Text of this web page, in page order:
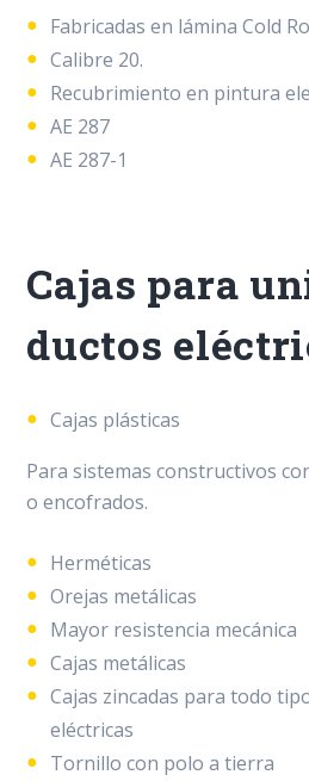
Fabricadas en lámina Cold
Calibre 20.
Recubrimiento en pintura
AE 287
AE 287-1
Cajas para
ductos
Cajas plásticas
Para sistemas constructivos
o encofrados.
Herméticas
Orejas metálicas
Mayor resistencia mecánica
Cajas metálicas
Cajas zincadas para todo
eléctricas
Tornillo con polo a tierra